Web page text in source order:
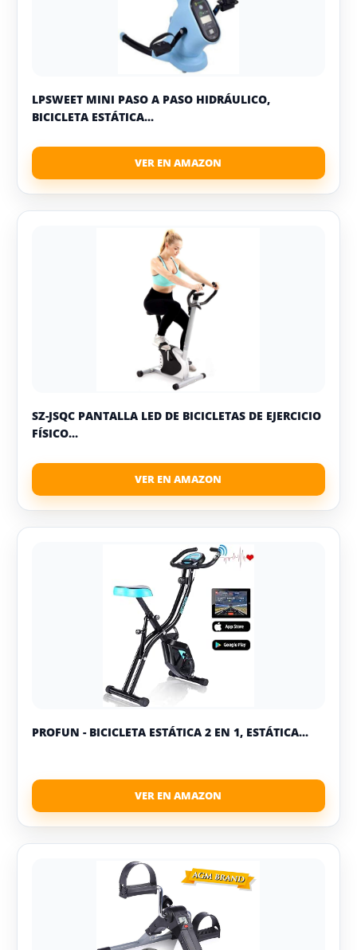
LPSWEET MINI PASO A PASO HIDRÁULICO,
BICICLETA ESTÁTICA...
SZ-JSQC PANTALLA LED DE BICICLETAS DE EJERCICIO
FÍSICO...
PROFUN - BICICLETA ESTÁTICA 2 EN 1, ESTÁTICA...